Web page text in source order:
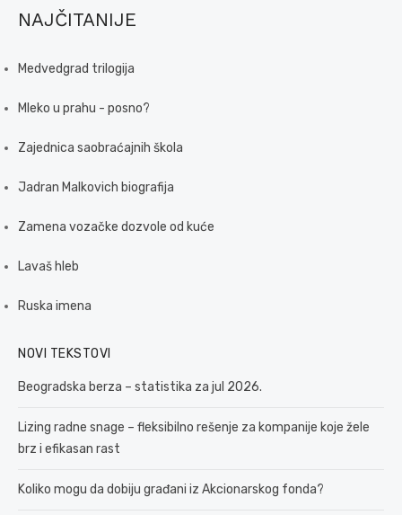
NAJČITANIJE
Medvedgrad trilogija
Mleko u prahu - posno?
Zajednica saobraćajnih škola
Jadran Malkovich biografija
Zamena vozačke dozvole od kuće
Lavaš hleb
Ruska imena
NOVI TEKSTOVI
Beogradska berza – statistika za jul 2026.
Lizing radne snage – fleksibilno rešenje za kompanije koje žele
brz i efikasan rast
Koliko mogu da dobiju građani iz Akcionarskog fonda?